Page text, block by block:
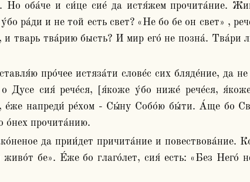
Но оба́че и си́це сие́ да истя́жем прочита́ние.
ра́ди и не той есть свет? «Не бо бе он свет» ,
и тварь тва́рию бысть? И мир его́ не позна́.
Дусе сия́ рече́ся, [я́коже у́бо ниже́ рече́ся,
е́же напреди́ ре́хом - Сы́ну Cобо́ю бы́ти. А́ще
о́нех прочита́нию.
бе». Е́же бо глаго́лет, сия́ есть: «Без